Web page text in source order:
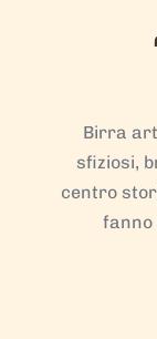
Birra
sfiziosi,
centro
fanno